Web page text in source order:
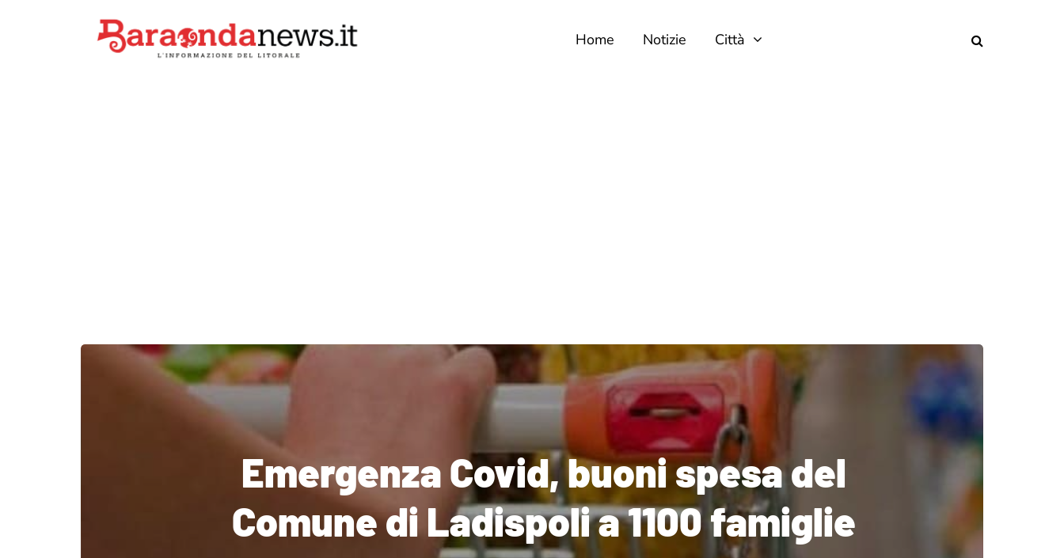
Home Notizie Città
Emergenza Covid, buoni spesa del
Comune di Ladispoli a 1100 famiglie